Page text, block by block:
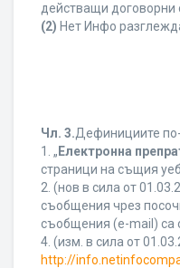
действащи договорни
(2) Нет Инфо
Чл. 3.Дефинициите
1. „ Електронна
страници на същия
2. (нов в сила от
съобщения чрез
съобщения (e-mail) са
4. (изм. в сила от
http://